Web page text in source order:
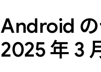
Android
2025 年 3